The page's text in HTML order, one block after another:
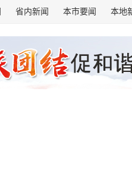
省内新闻 本市要闻 本地